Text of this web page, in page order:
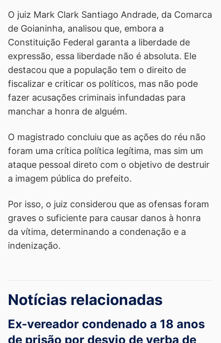
O juiz Mark Clark Santiago Andrade, da Comarca
de Goianinha, analisou que, embora a
Constituição Federal garanta a liberdade de
expressão, essa liberdade não é absoluta. Ele
destacou que a população tem o direito de
fiscalizar e criticar os políticos, mas não pode
fazer acusações criminais infundadas para
manchar a honra de alguém.
O magistrado concluiu que as ações do réu não
foram uma crítica política legítima, mas sim um
ataque pessoal direto com o objetivo de destruir
a imagem pública do prefeito.
Por isso, o juiz considerou que as ofensas foram
graves o suficiente para causar danos à honra
da vítima, determinando a condenação e a
indenização.
Notícias relacionadas
Ex-vereador condenado a 18 anos
de prisão por desvio de verba de